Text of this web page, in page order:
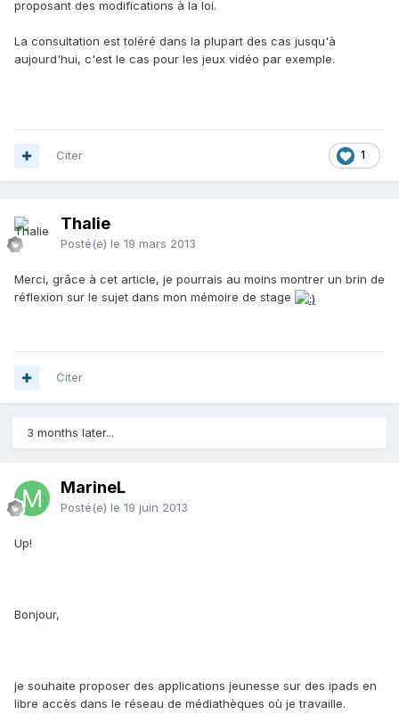
proposant des modifications à la loi.
La consultation est toléré dans la plupart des cas jusqu'à
aujourd'hui, c'est le cas pour les jeux vidéo par exemple.
1
Citer
Thalie
Posté(e) le 19 mars 2013
Merci, grâce à cet article, je pourrais au moins montrer un brin de
réflexion sur le sujet dans mon mémoire de stage
Citer
3 months later...
MarineL
Posté(e) le 19 juin 2013
Up!
Bonjour,
je souhaite proposer des applications jeunesse sur des ipads en
libre accès dans le réseau de médiathèques où je travaille.